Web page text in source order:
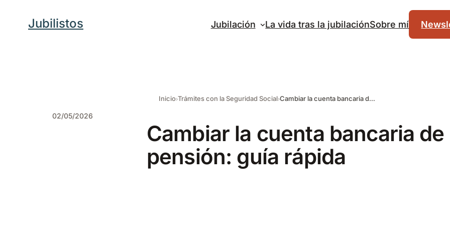
Jubilistos Jubilación La vida tras la jubilaciónSobre mí
Inicio Trámites con la Seguridad Social Cambiar la cuenta bancaria de la pensión: guía rápida
02/05/2026
Cambiar la cuenta bancaria de
pensión: guía rápida